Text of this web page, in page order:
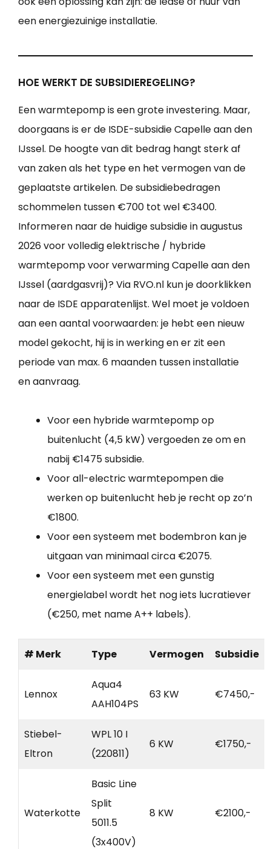
een energiezuinige installatie.
HOE WERKT DE SUBSIDIEREGELING?
Een warmtepomp is een grote investering. Maar,
doorgaans is er de ISDE-subsidie Capelle aan den
IJssel. De hoogte van dit bedrag hangt sterk af
van zaken als het type en het vermogen van de
geplaatste artikelen. De subsidiebedragen
schommelen tussen €700 tot wel €3400.
Informeren naar de huidige subsidie in augustus
2026 voor volledig elektrische / hybride
warmtepomp voor verwarming Capelle aan den
IJssel (aardgasvrij)? Via RVO.nl kun je doorklikken
naar de ISDE apparatenlijst. Wel moet je voldoen
aan een aantal voorwaarden: je hebt een nieuw
model gekocht, hij is in werking en er zit een
periode van max. 6 maanden tussen installatie
en aanvraag.
Voor een hybride warmtepomp op
buitenlucht (4,5 kW) vergoeden ze om en
nabij €1475 subsidie.
Voor all-electric warmtepompen die
werken op buitenlucht heb je recht op zo’n
€1800.
Voor een systeem met bodembron kan je
uitgaan van minimaal circa €2075.
Voor een systeem met een gunstig
energielabel wordt het nog iets lucratiever
(€250, met name A++ labels).
# Merk Type Vermogen Subsidie
Lennox
Aqua4
AAH104PS
63 KW €7450,-
Stiebel-
Eltron
WPL 10 I
(220811)
6 KW €1750,-
Waterkotte
Basic Line
Split
5011.5
(3x400V)
8 KW €2100,-